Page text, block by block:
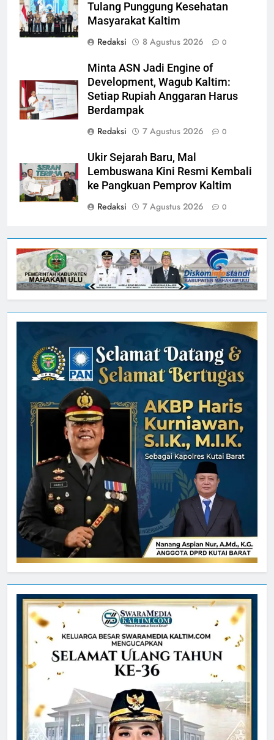
Tulang Punggung Kesehatan
Masyarakat Kaltim
Redaksi
8 Agustus 2026 0
Minta ASN Jadi Engine of
Development, Wagub Kaltim:
Setiap Rupiah Anggaran Harus
Berdampak
Redaksi
7 Agustus 2026 0
Ukir Sejarah Baru, Mal
Lembuswana Kini Resmi Kembali
ke Pangkuan Pemprov Kaltim
Redaksi
7 Agustus 2026 0